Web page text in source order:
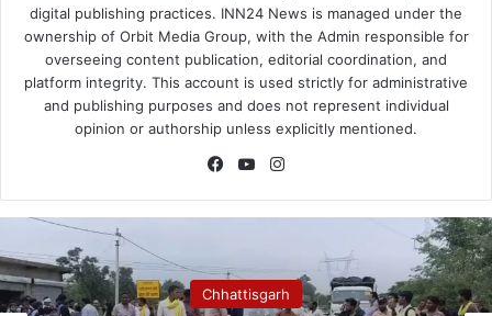
digital publishing practices. INN24 News is managed under the
ownership of Orbit Media Group, with the Admin responsible for
overseeing content publication, editorial coordination, and
platform integrity. This account is used strictly for administrative
and publishing purposes and does not represent individual
opinion or authorship unless explicitly mentioned.
FacebookYouTube
Chhattisgarh